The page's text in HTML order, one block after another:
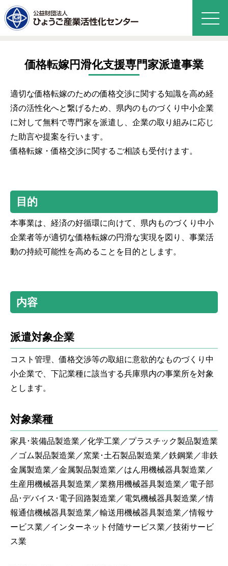
価格転嫁円滑化支援専門家派遣事業
適切な価格転嫁のための価格交渉に関する知識を高め経
済の活性化へと繋げるため、県内のものづくり中小企業
に対して無料で専門家を派遣し、企業の取り組みに応じ
た助言や提案を行います。
価格転嫁・価格交渉に関するご相談も受付けます。
目的
本事業は、経済の好循環に向けて、県内ものづくり中小
企業者等が適切な価格転嫁の円滑な実現を図り、事業活
動の持続可能性を高めることを目的とします。
内容
派遣対象企業
コスト管理、価格交渉等の取組に意欲的なものづくり中
小企業で、下記業種に該当する兵庫県内の事業所を対象
とします。
対象業種
家具･装備品製造業／化学工業／プラスチック製品製造業
／ゴム製品製造業／窯業･土石製品製造業／鉄鋼業／非鉄
金属製造業／金属製品製造業／はん用機械器具製造業／
生産用機械器具製造業／業務用機械器具製造業／電子部
品･デバイス･電子回路製造業／電気機械器具製造業／情
報通信機械器具製造業／輸送用機械器具製造業／情報サ
ービス業／インターネット付随サービス業／技術サービ
ス業